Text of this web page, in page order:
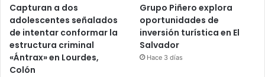
Capturan a dos
adolescentes señalados
de intentar conformar la
estructura criminal
«Ántrax» en Lourdes,
Colón
Grupo Piñero explora
oportunidades de
inversión turística en El
Salvador
Hace 3 días